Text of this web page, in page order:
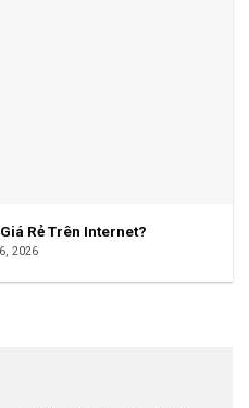
Rẻ Trên Internet?
2026